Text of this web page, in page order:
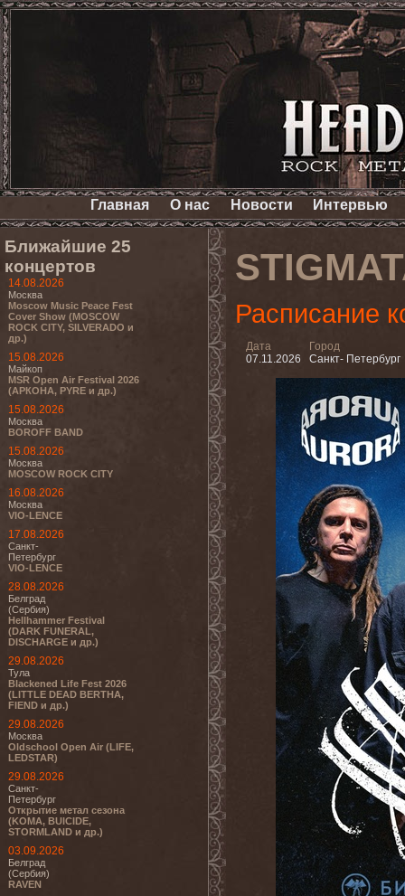
Главная О нас Новости Интервью
Ближайшие 25
концертов
14.08.2026
Москва
Moscow Music Peace Fest
Cover Show (MOSCOW
ROCK CITY, SILVERADO и
др.)
15.08.2026
Майкоп
MSR Open Air Festival 2026
(АРКОНА, PYRE и др.)
15.08.2026
Москва
BOROFF BAND
15.08.2026
Москва
MOSCOW ROCK CITY
16.08.2026
Москва
VIO-LENCE
17.08.2026
Санкт-
Петербург
VIO-LENCE
28.08.2026
Белград
(Сербия)
Hellhammer Festival
(DARK FUNERAL,
DISCHARGE и др.)
29.08.2026
Тула
Blackened Life Fest 2026
(LITTLE DEAD BERTHA,
FIEND и др.)
29.08.2026
Москва
Oldschool Open Air (LIFE,
LEDSTAR)
29.08.2026
Санкт-
Петербург
Открытие метал сезона
(KOMA, BUICIDE,
STORMLAND и др.)
03.09.2026
Белград
(Сербия)
RAVEN
Расписание
Дата
07.11.2026
Город
Санкт- Петербург